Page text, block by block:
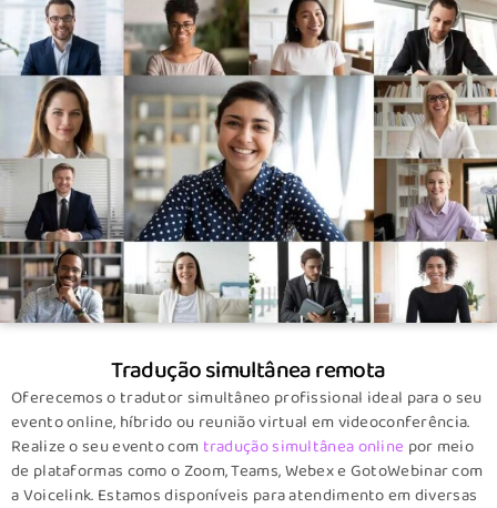
Tradução simultânea remota
Oferecemos o tradutor simultâneo profissional ideal para o seu
evento online, híbrido ou reunião virtual em videoconferência.
Realize o seu evento com tradução simultânea online por meio
de plataformas como o Zoom, Teams, Webex e GotoWebinar com
a Voicelink. Estamos disponíveis para atendimento em diversas